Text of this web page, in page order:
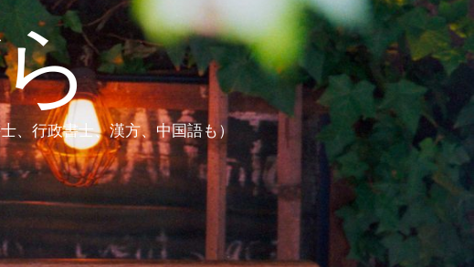
、行政書士、漢方、中国語も）